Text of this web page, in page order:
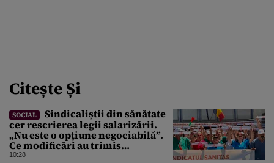
Citește Și
SOCIAL
Sindicaliștii din sănătate
cer rescrierea legii salarizării.
„Nu este o opțiune negociabilă”.
Ce modificări au trimis
Guvernului Bolojan
10:28